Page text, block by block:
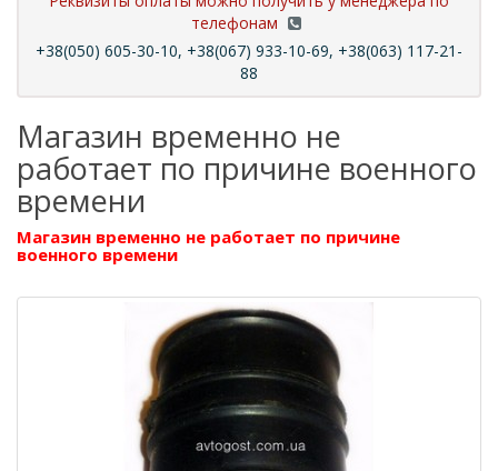
телефонам
+38(050) 605-30-10, +38(067) 933-10-69, +38(063) 117-21-
88
Магазин временно не
работает по причине военного
времени
Магазин временно не работает по причине
военного времени